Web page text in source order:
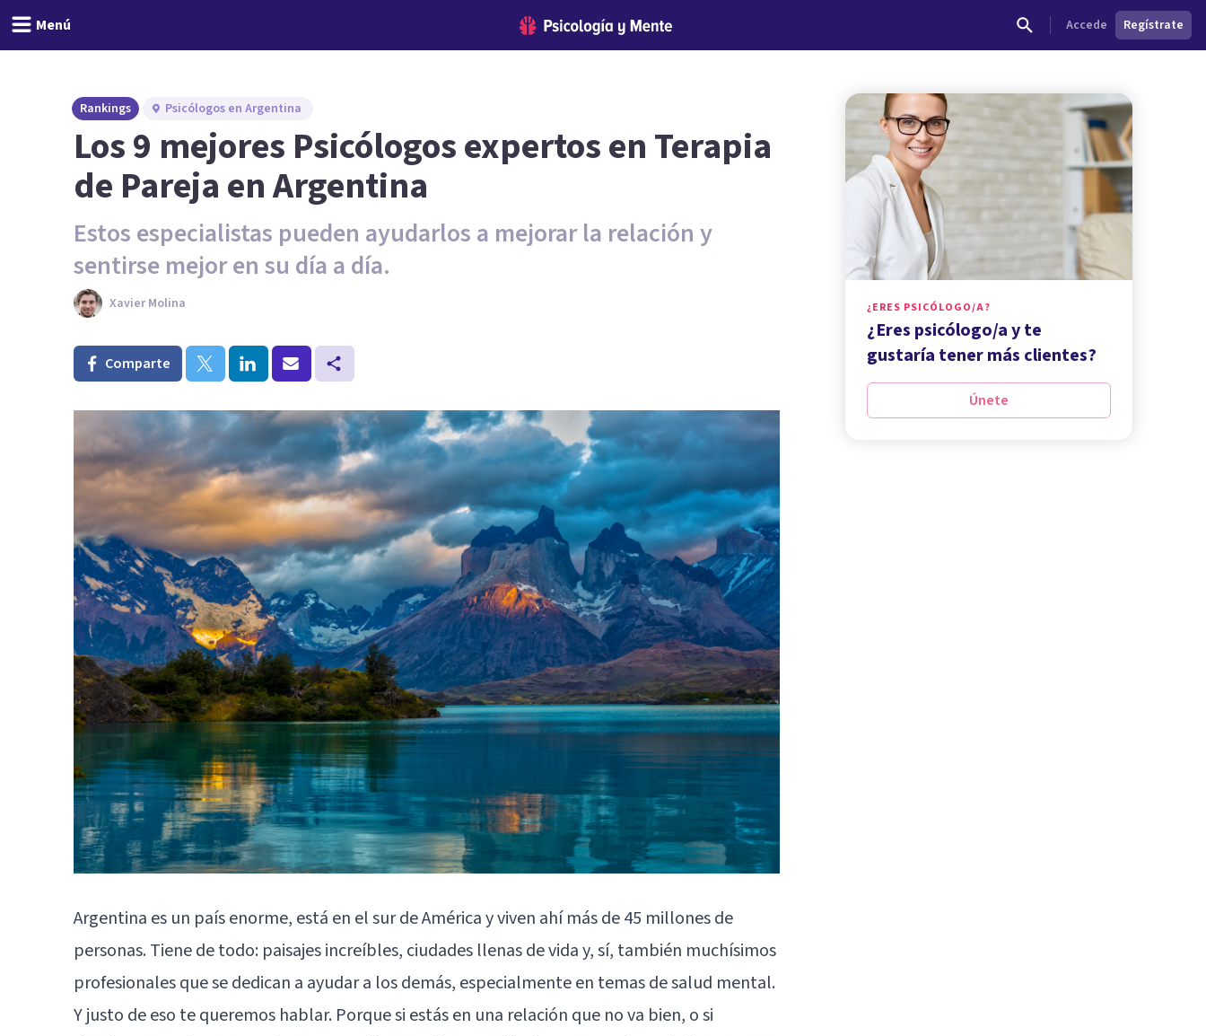
Menú Accede Regístrate
Rankings Psicólogos en Argentina
Los 9 mejores Psicólogos expertos en Terapia
de Pareja en Argentina
Estos especialistas pueden ayudarlos a mejorar la relación y
sentirse mejor en su día a día.
Xavier Molina
Comparte
Argentina es un país enorme, está en el sur de América y viven ahí más de 45 millones de
personas. Tiene de todo: paisajes increíbles, ciudades llenas de vida y, sí, también muchísimos
profesionales que se dedican a ayudar a los demás, especialmente en temas de salud mental.
Y justo de eso te queremos hablar. Porque si estás en una relación que no va bien, o si
¿ERES PSICÓLOGO/A?
¿Eres psicólogo/a y te
gustaría tener más clientes?
Únete